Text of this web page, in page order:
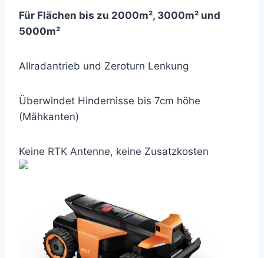
Für Flächen bis zu 2000m², 3000m² und
5000m²
Allradantrieb und Zeroturn Lenkung
Überwindet Hindernisse bis 7cm höhe
(Mähkanten)
Keine RTK Antenne, keine Zusatzkosten